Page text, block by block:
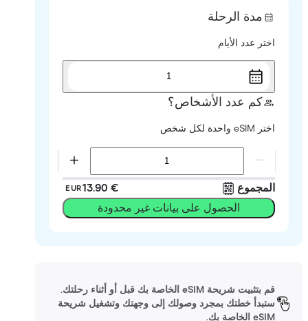
مدة الرحلة
اختر عدد الأيام
كم عدد الأشخاص؟
المجموع EUR
الحصول على بيانات غير محدودة
قم بتثبيت شريحة eSIM الخاصة بك قبل أو أثناء رحلتك.
ستبدأ خطتك بمجرد وصولك إلى وجهتك وتشغيل شريحة